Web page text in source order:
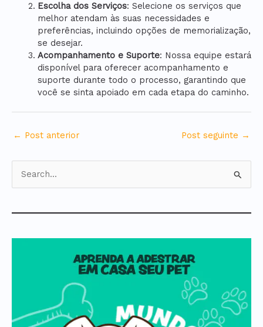
Escolha dos Serviços: Selecione os serviços que
melhor atendam às suas necessidades e
preferências, incluindo opções de memorialização,
se desejar.
Acompanhamento e Suporte: Nossa equipe estará
disponível para oferecer acompanhamento e
suporte durante todo o processo, garantindo que
você se sinta apoiado em cada etapa do caminho.
← Post anterior Post seguinte →
s